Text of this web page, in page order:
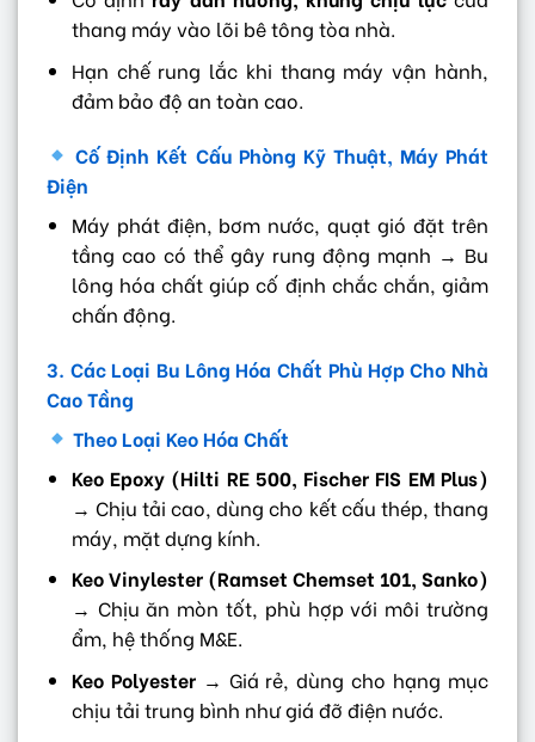
thang máy vào lõi bê tông tòa nhà.
Hạn chế rung lắc khi thang máy vận hành,
đảm bảo độ an toàn cao.
Cố Định Kết Cấu Phòng Kỹ Thuật, Máy Phát
Điện
Máy phát điện, bơm nước, quạt gió đặt trên
tầng cao có thể gây rung động mạnh → Bu
lông hóa chất giúp cố định chắc chắn, giảm
chấn động.
3. Các Loại Bu Lông Hóa Chất Phù Hợp Cho Nhà
Cao Tầng
Theo Loại Keo Hóa Chất
Keo Epoxy (Hilti RE 500, Fischer FIS EM Plus)
→ Chịu tải cao, dùng cho kết cấu thép, thang
máy, mặt dựng kính.
Keo Vinylester (Ramset Chemset 101, Sanko)
→ Chịu ăn mòn tốt, phù hợp với môi trường
ẩm, hệ thống M&E.
Keo Polyester→ Giá rẻ, dùng cho hạng mục
chịu tải trung bình như giá đỡ điện nước.